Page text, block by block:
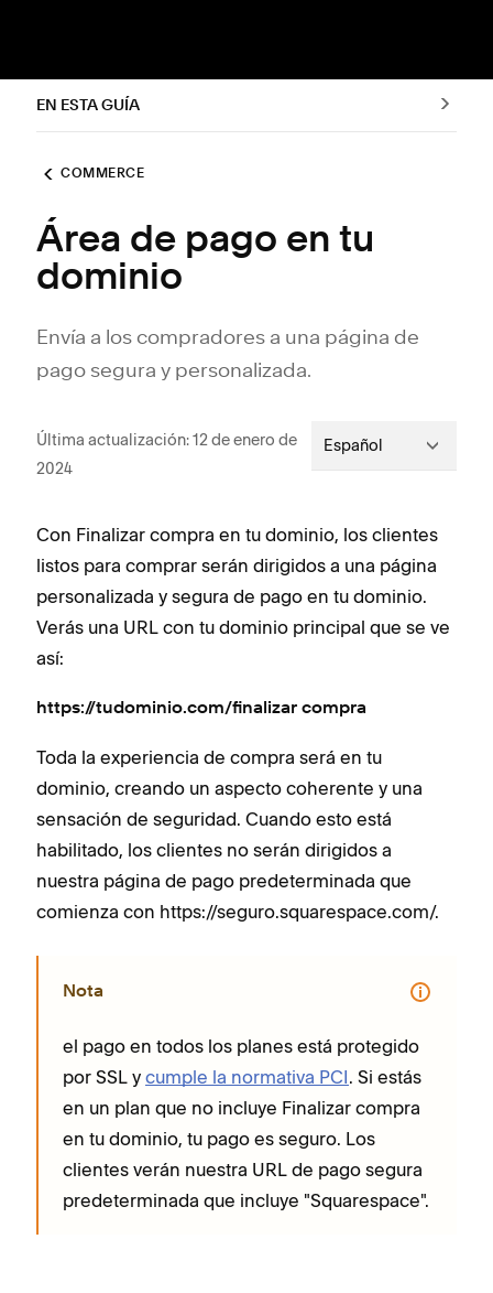
EN ESTA GUÍA
COMMERCE
Área de pago en tu
dominio
Envía a los compradores a una página de
pago segura y personalizada.
Última actualización: 12 de enero de
2024
Español
Con Finalizar compra en tu dominio, los clientes
listos para comprar serán dirigidos a una página
personalizada y segura de pago en tu dominio.
Verás una URL con tu dominio principal que se ve
así:
https://tudominio.com/finalizar compra
Toda la experiencia de compra será en tu
dominio, creando un aspecto coherente y una
sensación de seguridad. Cuando esto está
habilitado, los clientes no serán dirigidos a
nuestra página de pago predeterminada que
comienza con https://seguro.squarespace.com/.
Nota
el pago en todos los planes está protegido
por SSL y cumple la normativa PCI. Si estás
en un plan que no incluye Finalizar compra
en tu dominio, tu pago es seguro. Los
clientes verán nuestra URL de pago segura
predeterminada que incluye "Squarespace".